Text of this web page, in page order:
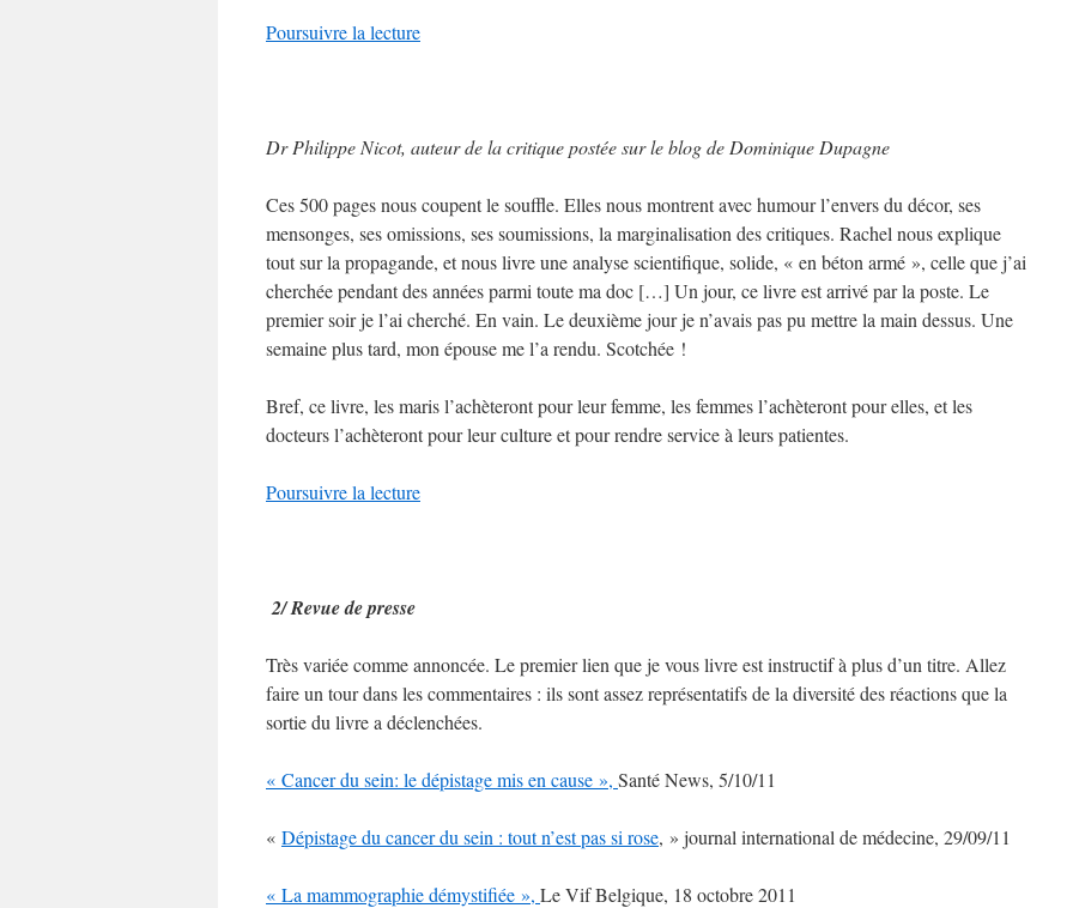
Poursuivre la lecture
Dr Philippe Nicot, auteur de la critique postée sur le blog de Dominique Dupagne
Ces 500 pages nous coupent le souffle. Elles nous montrent avec humour l’envers du décor, ses
mensonges, ses omissions, ses soumissions, la marginalisation des critiques. Rachel nous explique
tout sur la propagande, et nous livre une analyse scientifique, solide, « en béton armé », celle que j’ai
cherchée pendant des années parmi toute ma doc […] Un jour, ce livre est arrivé par la poste. Le
premier soir je l’ai cherché. En vain. Le deuxième jour je n’avais pas pu mettre la main dessus. Une
semaine plus tard, mon épouse me l’a rendu. Scotchée !
Bref, ce livre, les maris l’achèteront pour leur femme, les femmes l’achèteront pour elles, et les
docteurs l’achèteront pour leur culture et pour rendre service à leurs patientes.
Poursuivre la lecture
2/ Revue de presse
Très variée comme annoncée. Le premier lien que je vous livre est instructif à plus d’un titre. Allez
faire un tour dans les commentaires : ils sont assez représentatifs de la diversité des réactions que la
sortie du livre a déclenchées.
« Cancer du sein: le dépistage mis en cause », Santé News, 5/10/11
« Dépistage du cancer du sein : tout n’est pas si rose, » journal international de médecine, 29/09/11
« La mammographie démystifiée », Le Vif Belgique, 18 octobre 2011